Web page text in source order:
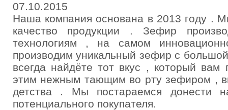
07.10.2015
Наша компания основана в 2013 году .
качество продукции . Зефир
технологиям , на самом
производим уникальный зефир с
всегда найдёте тот вкус , который
этим нежным тающим во рту зефиром ,
детства . Мы постараемся донести
потенциального покупателя.